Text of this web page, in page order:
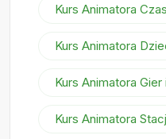
Kurs Animatora
Kurs Animatora
Kurs Animatora
Kurs Animatora